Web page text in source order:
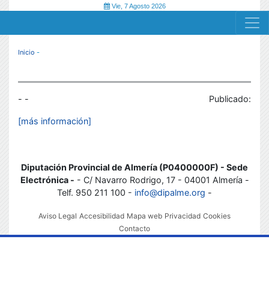
Vie, 7 Agosto 2026
MENÚ RESPONSIVE
Inicio -
- - Publicado:
[más información]
Diputación Provincial de Almería (P0400000F) - Sede
Electrónica - - C/ Navarro Rodrigo, 17 - 04001 Almería -
Telf. 950 211 100 - info@dipalme.org -
Aviso Legal Accesibilidad Mapa web Privacidad Cookies
Contacto